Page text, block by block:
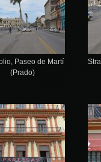
Paseo de Martí
(Prado)